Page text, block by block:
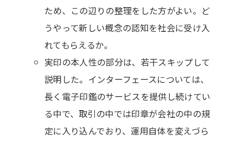
ため、この辺りの整理をした方がよい。ど
うやって新しい概念の認知を社会に受け入
れてもらえるか。
実印の本人性の部分は、若干スキップして
説明した。インターフェースについては、
長く電子印鑑のサービスを提供し続けてい
る中で、取引の中では印章が会社の中の規
定に入り込んでおり、運用自体を変えづら